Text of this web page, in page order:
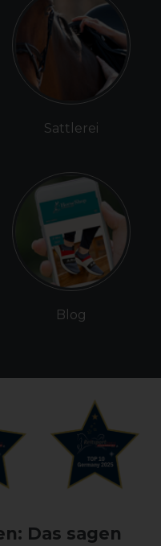
Sattlerei
Blog
Das sagen